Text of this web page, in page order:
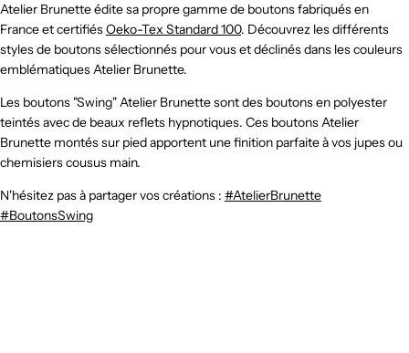
Atelier Brunette édite sa propre gamme de boutons fabriqués en
France et certifiésOeko-Tex Standard 100. Découvrez les différents
styles de boutons sélectionnés pour vous et déclinés dans les couleurs
emblématiques Atelier Brunette.
Les boutons "Swing" Atelier Brunette sont des boutons en polyester
teintés avec de beaux reflets hypnotiques. Ces boutons Atelier
Brunette montés sur pied apportent une finition parfaite à vos jupes ou
chemisiers cousus main.
N'hésitez pas à partager vos créations : #AtelierBrunette
#BoutonsSwing